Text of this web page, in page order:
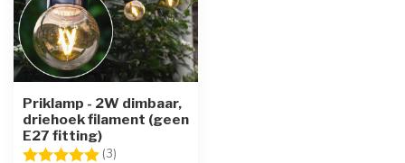
Priklamp - 2W dimbaar,
driehoek filament (geen
E27 fitting)
Beoordeling: (3)